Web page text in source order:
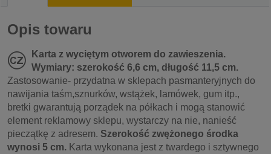
Opis towaru
Karta z wyciętym otworem do zawieszenia.
Wymiary: szerokość 6,6 cm, długość 11,5 cm.
Zastosowanie- przydatna w sklepach pasmanteryjnych do
nawijania taśm,sznurków, wstążek, lamówek, gum itp.,
bretki gwarantują porządek na półkach i mogą stanowić
element reklamowy sklepu, wystarczy na nie, nanieść
pieczątkę z adresem. Szerokość zwężonego środka
wynosi 5 cm. Karta wykonana jest z twardego i sztywnego